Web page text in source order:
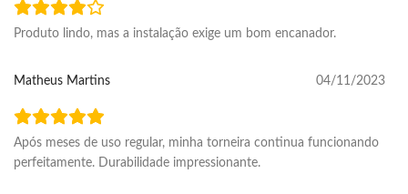
Produto lindo, mas a instalação exige um bom encanador.
Matheus Martins 04/11/2023
Após meses de uso regular, minha torneira continua funcionando
perfeitamente. Durabilidade impressionante.